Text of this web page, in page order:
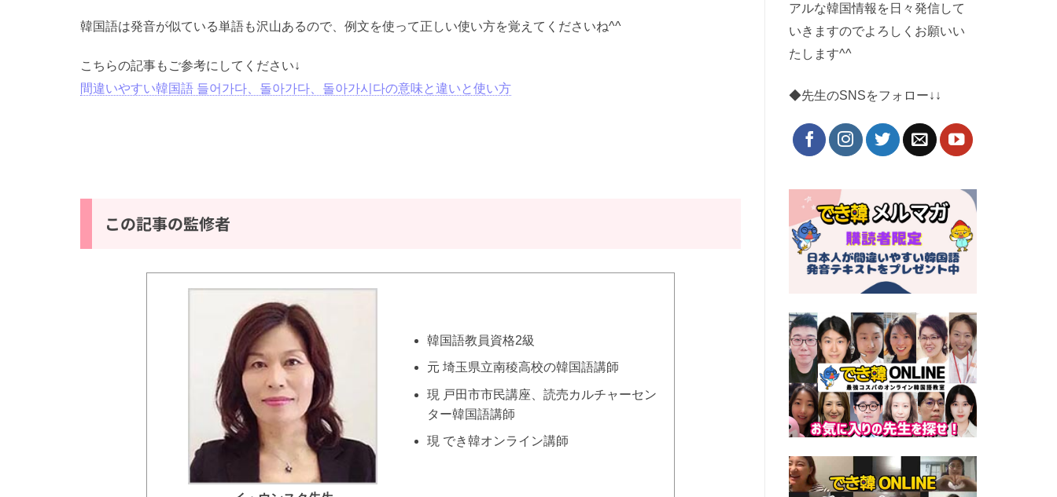
韓国語は発音が似ている単語も沢山あるので、例文を使って正しい使い方を覚えてくださいね^^
こちらの記事もご参考にしてください↓
間違いやすい韓国語 들어가다、돌아가다、돌아가시다の意味と違いと使い方
この記事の監修者
韓国語教員資格2級
元 埼玉県立南稜高校の韓国語講師
現 戸田市市民講座、読売カルチャーセン
ター韓国語講師
現 でき韓オンライン講師
アルな韓国情報を日々発信して
いきますのでよろしくお願いい
たします^^
◆先生のSNSをフォロー↓↓